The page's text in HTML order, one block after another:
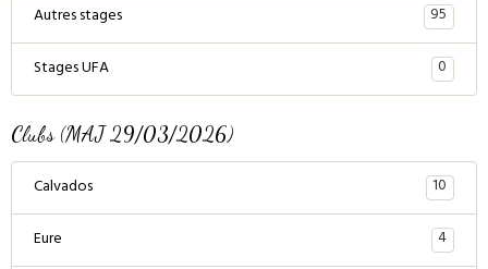
Autres stages
95
Stages UFA
0
Clubs (MAJ 29/03/2026)
Calvados
10
Eure
4